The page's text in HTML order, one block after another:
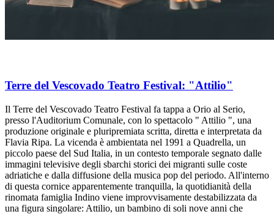
Terre del Vescovado Teatro Festival: "Attilio"
Il Terre del Vescovado Teatro Festival fa tappa a Orio al Serio,
presso l'Auditorium Comunale, con lo spettacolo " Attilio ", una
produzione originale e pluripremiata scritta, diretta e interpretata da
Flavia Ripa. La vicenda è ambientata nel 1991 a Quadrella, un
piccolo paese del Sud Italia, in un contesto temporale segnato dalle
immagini televisive degli sbarchi storici dei migranti sulle coste
adriatiche e dalla diffusione della musica pop del periodo. All'interno
di questa cornice apparentemente tranquilla, la quotidianità della
rinomata famiglia Indino viene improvvisamente destabilizzata da
una figura singolare: Attilio, un bambino di soli nove anni che